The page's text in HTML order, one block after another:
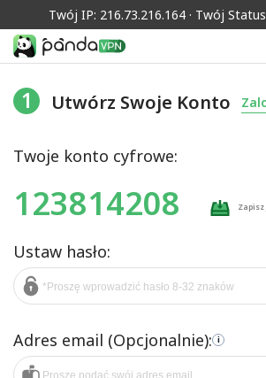
Twój IP: 216.73.216.164 · Twój
1 Utwórz Swoje Konto
Twoje konto cyfrowe:
123814208 Zapisz
Ustaw hasło:
Adres email (Opcjonalnie): i